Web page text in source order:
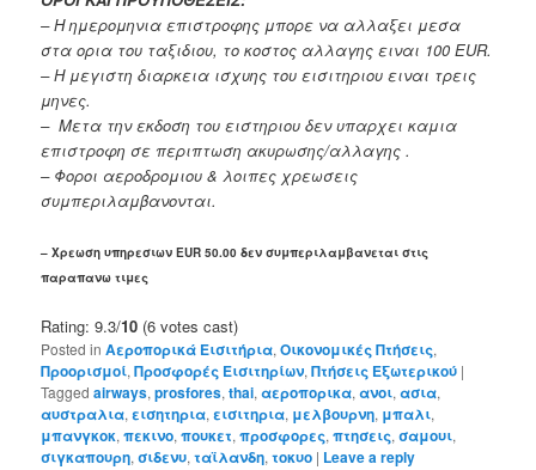
– Η ημερομηνια επιστροφης μπορε να αλλαξει μεσα
στα ορια του ταξιδιου, το κοστος αλλαγης ειναι 100 EUR.
– Η μεγιστη διαρκεια ισχυης του εισιτηριου ειναι τρεις
μηνες.
– Μετα την εκδοση του ειστηριου δεν υπαρχει καμια
επιστροφη σε περιπτωση ακυρωσης/αλλαγης .
– Φοροι αεροδρομιου & λοιπες χρεωσεις
συμπεριλαμβανονται.
– Χρεωση υπηρεσιων EUR 50.00 δεν συμπεριλαμβανεται στις
παραπανω τιμες
Rating: 9.3/10 (6 votes cast)
Posted in Αεροπορικά Εισιτήρια,Οικονομικές Πτήσεις,
Προορισμοί,Προσφορές Εισιτηρίων,Πτήσεις Εξωτερικού |
Tagged airways,prosfores,thai,αεροπορικα,ανοι,ασια,
αυστραλια,εισητηρια,εισιτηρια, μελβουρνη, μπαλι,
μπανγκοκ,πεκινο,πουκετ,προσφορες,πτησεις,σαμουι,
σιγκαπουρη,σιδενυ,ταϊλανδη,τοκυο | Leave a reply